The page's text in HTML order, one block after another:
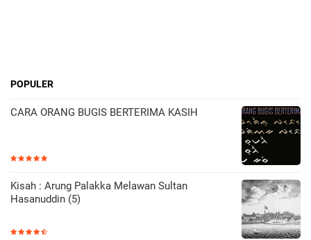
POPULER
CARA ORANG BUGIS BERTERIMA KASIH
Kisah : Arung Palakka Melawan Sultan
Hasanuddin (5)